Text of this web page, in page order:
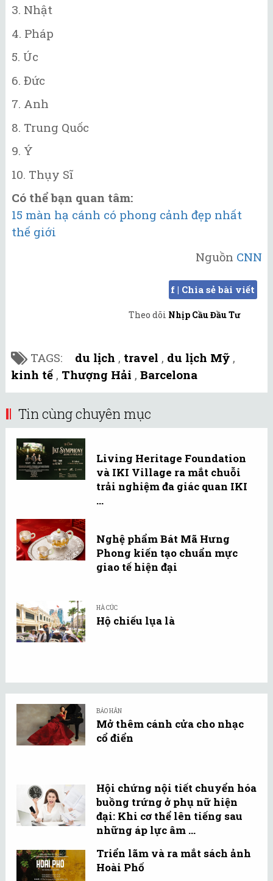
3. Nhật
4. Pháp
5. Úc
6. Đức
7. Anh
8. Trung Quốc
9. Ý
10. Thụy Sĩ
Có thể bạn quan tâm:
15 màn hạ cánh có phong cảnh đẹp nhất
thế giới
Nguồn CNN
f | Chia sẻ bài viết
Theo dõi Nhịp Cầu Đầu Tư
TAGS: du lịch , travel , du lịch Mỹ ,
kinh tế , Thượng Hải , Barcelona
Tin cùng chuyên mục
Living Heritage Foundation
và IKI Village ra mắt chuỗi
trải nghiệm đa giác quan IKI
...
Nghệ phẩm Bát Mã Hưng
Phong kiến tạo chuẩn mực
giao tế hiện đại
HÀ CÚC
Hộ chiếu lụa là
BẢO HÂN
Mở thêm cánh cửa cho nhạc
cổ điển
Hội chứng nội tiết chuyển hóa
buồng trứng ở phụ nữ hiện
đại: Khi cơ thể lên tiếng sau
những áp lực âm ...
Triển lãm và ra mắt sách ảnh
Hoài Phố